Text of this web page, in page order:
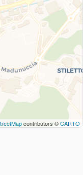
contributors ©CARTO